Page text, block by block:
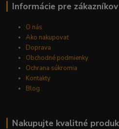
Informácie pre zákazníkov
O nás
Ako nakupovať
Doprava
Obchodné podmienky
Ochrana súkromia
Kontakty
Blog
Nakupujte kvalitné